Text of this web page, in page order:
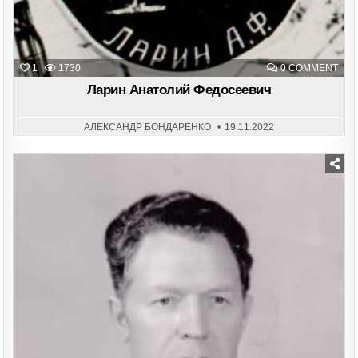
1 1730 0 COMMENTON
Ларин Анатолий Федосеевич
АЛЕКСАНДР БОНДАРЕНКО 19.11.2022